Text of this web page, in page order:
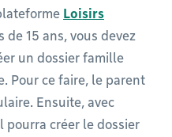
Loisirs
de 15 ans, vous devez
un dossier famille
Pour ce faire, le parent
Ensuite, avec
pourra créer le dossier